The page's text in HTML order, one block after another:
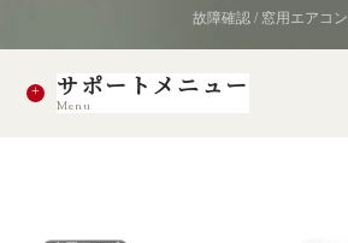
故障確認 / 窓用エアコン
サポートメニュー
Menu